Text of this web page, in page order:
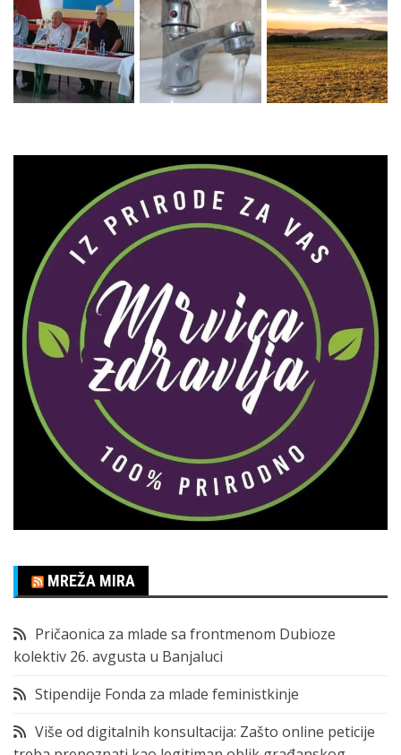
MREŽA MIRA
Pričaonica za mlade sa frontmenom Dubioze
kolektiv 26. avgusta u Banjaluci
Stipendije Fonda za mlade feministkinje
Više od digitalnih konsultacija: Zašto online peticije